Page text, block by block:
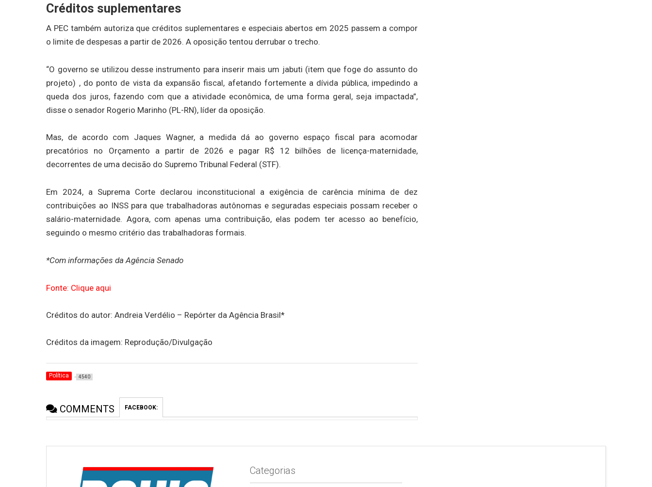
Créditos suplementares
A PEC também autoriza que créditos suplementares e especiais abertos em 2025 passem a compor
o limite de despesas a partir de 2026. A oposição tentou derrubar o trecho.
“O governo se utilizou desse instrumento para inserir mais um jabuti (item que foge do assunto do
projeto) , do ponto de vista da expansão fiscal, afetando fortemente a dívida pública, impedindo a
queda dos juros, fazendo com que a atividade econômica, de uma forma geral, seja impactada”,
disse o senador Rogerio Marinho (PL-RN), líder da oposição.
Mas, de acordo com Jaques Wagner, a medida dá ao governo espaço fiscal para acomodar
precatórios no Orçamento a partir de 2026 e pagar R$ 12 bilhões de licença-maternidade,
decorrentes de uma decisão do Supremo Tribunal Federal (STF).
Em 2024, a Suprema Corte declarou inconstitucional a exigência de carência mínima de dez
contribuições ao INSS para que trabalhadoras autônomas e seguradas especiais possam receber o
salário-maternidade. Agora, com apenas uma contribuição, elas podem ter acesso ao benefício,
seguindo o mesmo critério das trabalhadoras formais.
*Com informações da Agência Senado
Fonte: Clique aqui
Créditos do autor: Andreia Verdélio – Repórter da Agência Brasil*
Créditos da imagem: Reprodução/Divulgação
Política 4540
COMMENTS FACEBOOK:
Categorias